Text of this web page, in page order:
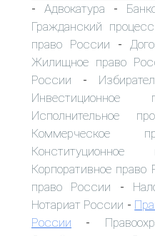
- Адвокатура -
Гражданский
право России -
Жилищное право
России -
Исполнительное
Коммерческое
Корпоративное право
право России -
Нотариат России -
России -